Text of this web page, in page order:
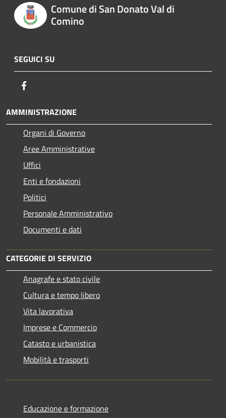
Comune di San Donato Val di
Comino
SEGUICI SU
AMMINISTRAZIONE
Organi di Governo
Aree Amministrative
Uffici
Enti e fondazioni
Politici
Personale Amministrativo
Documenti e dati
CATEGORIE DI SERVIZIO
Anagrafe e stato civile
Cultura e tempo libero
Vita lavorativa
Imprese e Commercio
Catasto e urbanistica
Mobilità e trasporti
Educazione e formazione